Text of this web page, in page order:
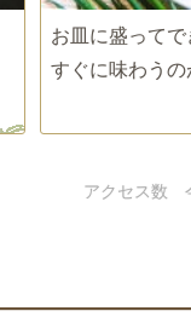
お皿に盛って
すぐに味わう
アクセス数